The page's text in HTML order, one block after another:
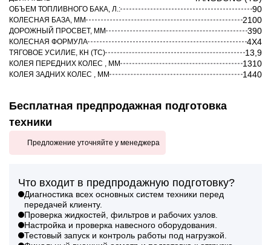
ОБЪЕМ ТОПЛИВНОГО БАКА, Л.: 90
КОЛЕСНАЯ БАЗА, ММ 2100
ДОРОЖНЫЙ ПРОСВЕТ, ММ 390
КОЛЕСНАЯ ФОРМУЛА 4X4
ТЯГОВОЕ УСИЛИЕ, КН (ТС) 13,9
КОЛЕЯ ПЕРЕДНИХ КОЛЕС , ММ 1310
КОЛЕЯ ЗАДНИХ КОЛЕС , ММ 1440
Бесплатная предпродажная подготовка
техники
Предложение уточняйте у менеджера
Что входит в предпродажную подготовку?
Диагностика всех основных систем техники перед
передачей клиенту.
Проверка жидкостей, фильтров и рабочих узлов.
Настройка и проверка навесного оборудования.
Тестовый запуск и контроль работы под нагрузкой.